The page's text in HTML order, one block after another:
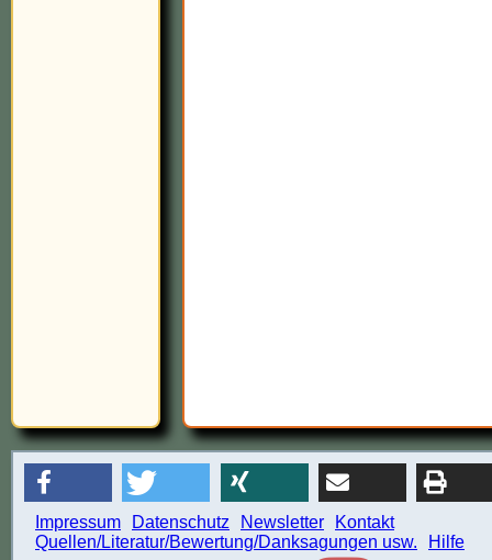
Impressum Datenschutz Newsletter
Kontakt
Quellen/Literatur/Bewertung/Danksagungen usw.
Hilfe